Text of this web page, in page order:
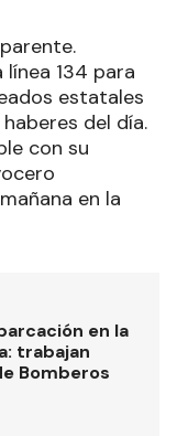
134 para
estatales
del día.
con su
en la
en la
trabajan
Bomberos